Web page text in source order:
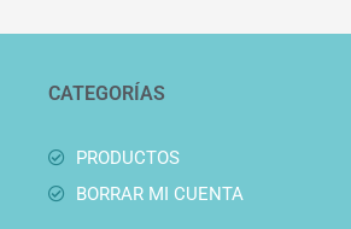
CATEGORÍAS
PRODUCTOS
BORRAR MI CUENTA